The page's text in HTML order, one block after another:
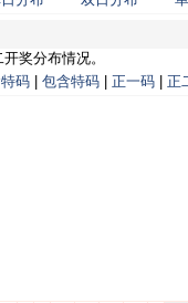
奖分布情况。
码 包含特码 正一码 正